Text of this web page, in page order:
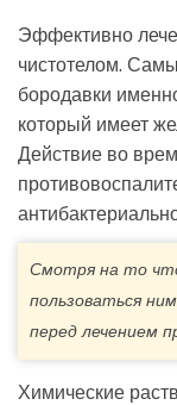
Эффективно
чистотелом.
бородавки
который имеет
Действие во
Смотря на то
пользоваться
перед лечением
Химические